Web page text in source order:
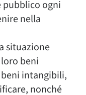
pubblico ogni
nella
situazione
beni
intangibili,
nonché